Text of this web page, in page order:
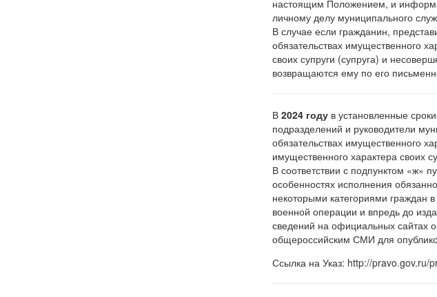
настоящим Положением, и
личному делу муниципального
В случае если гражданин,
обязательствах имущественного
своих супруги (супруга) и
возвращаются ему по его
В 2024 годув установленные
подразделений и руководители
обязательствах имущественного
имущественного характера своих
В соответствии с подпунктом «ж»
особенностях исполнения
некоторыми категориями граждан
военной операции и впредь до
сведений на официальных сайтах
общероссийским СМИ для
Ссылка на Указ: http://pravo.gov.ru/